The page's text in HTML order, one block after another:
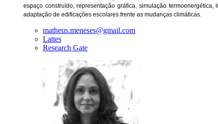
espaço construído, representação gráfica, simulação
adaptação de edificações escolares frente as mudanças climáticas.
matheus.meneses@gmail.com
Lattes
Research Gate